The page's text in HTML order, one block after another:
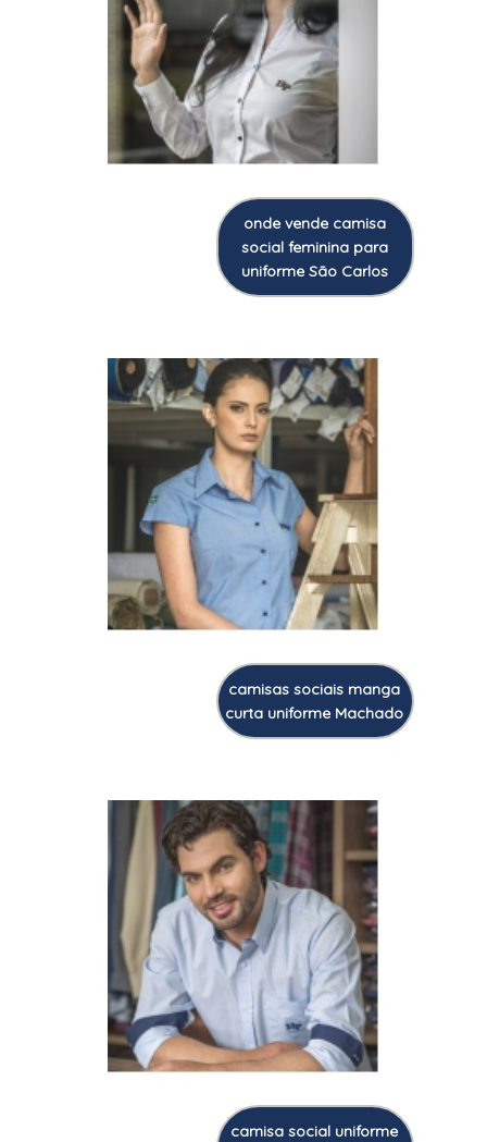
onde vende camisa
social feminina para
uniforme São Carlos
camisas sociais manga
curta uniforme Machado
camisa social uniforme